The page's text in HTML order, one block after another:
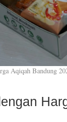
Aqiqah Bandung